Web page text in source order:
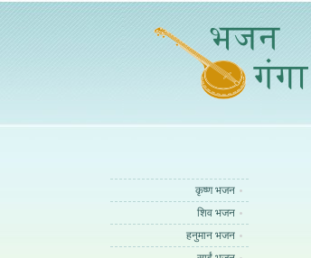
कृष्ण भजन
शिव भजन
हनुमान भजन